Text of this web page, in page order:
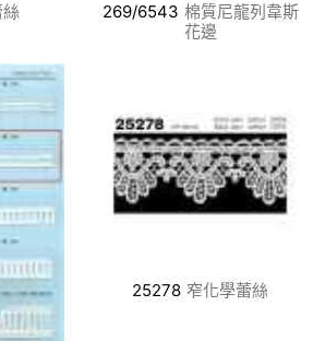
269/6543 棉質尼龍列韋斯
花邊
25278 窄化學蕾絲